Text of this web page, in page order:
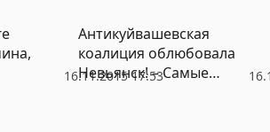
16.11.2015 17:53
Антикуйвашевская
коалиция облюбовала
Невьянск! – Самые